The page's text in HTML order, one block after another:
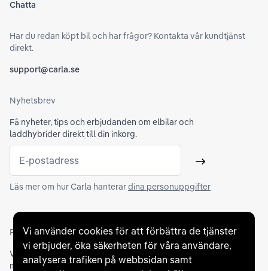
Vi använder cookies för att förbättra de tjänster
vi erbjuder, öka säkerheten för våra användare,
analysera trafiken på webbsidan samt
Chatta
Har du redan köpt bil och har frågor? Kontakta vår kundtjänst
direkt.
support@carla.se
Nyhetsbrev
Få nyheter, tips och erbjudanden om elbilar och
laddhybrider direkt till din inkorg.
E-postadress Skicka
Läs mer om hur Carla hanterardina personuppgifter
Partners och betallösningar
Vi samarbetar med
flertalet banker
för att erbjuda dig bästa
möjliga finansieringslösning och stödjer en rad olika